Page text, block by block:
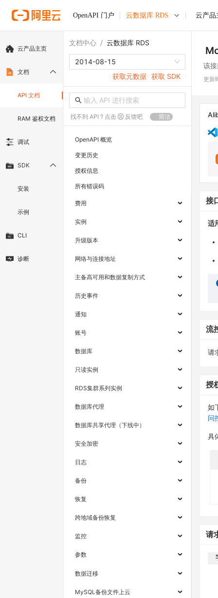
OpenAPI 门户 云数据库 RDS 云产品
云产品主页
文档
API 文档
RAM 鉴权文档
调试
SDK
安装
示例
CLI
诊断
文档中心 / 云数据库 RDS
2014-08-15
获取元数据 获取 SDK
找不到 API ? 点击 反馈吧 简洁
OpenAPI 概览
变更历史
授权信息
所有错误码
费用
实例
升级版本
网络与连接地址
主备高可用和数据复制方式
历史事件
通知
账号
数据库
只读实例
RDS集群系列实例
数据库代理
数据库共享代理（下线中）
安全加密
日志
备份
恢复
跨地域备份恢复
监控
参数
数据迁移
MySQL备份文件上云
该
更新
接
适
流
请
授
如
问
具
请